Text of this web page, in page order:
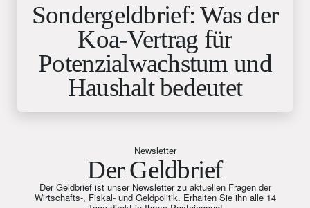
Sondergeldbrief: Was der
Koa-Vertrag für
Potenzialwachstum und
Haushalt bedeutet
Newsletter
Der Geldbrief
Der Geldbrief ist unser Newsletter zu aktuellen Fragen der
Wirtschafts-, Fiskal- und Geldpolitik. Erhalten Sie ihn alle 14